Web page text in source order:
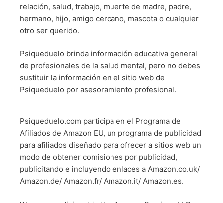
relación, salud, trabajo, muerte de madre, padre,
hermano, hijo, amigo cercano, mascota o cualquier
otro ser querido.
Psiqueduelo brinda información educativa general
de profesionales de la salud mental, pero no debes
sustituir la información en el sitio web de
Psiqueduelo por asesoramiento profesional.
Psiqueduelo.com participa en el Programa de
Afiliados de Amazon EU, un programa de publicidad
para afiliados diseñado para ofrecer a sitios web un
modo de obtener comisiones por publicidad,
publicitando e incluyendo enlaces a Amazon.co.uk/
Amazon.de/ Amazon.fr/ Amazon.it/ Amazon.es.